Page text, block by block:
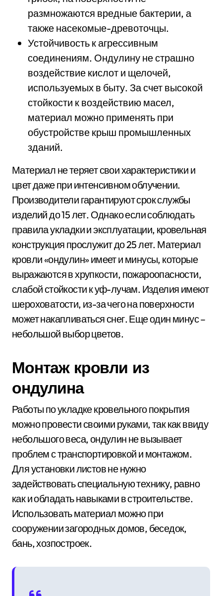
размножаются вредные бактерии, а
также насекомые-древоточцы.
Устойчивость к агрессивным
соединениям. Ондулину не страшно
воздействие кислот и щелочей,
используемых в быту. За счет высокой
стойкости к воздействию масел,
материал можно применять при
обустройстве крыш промышленных
зданий.
Материал не теряет свои характеристики и
цвет даже при интенсивном облучении.
Производители гарантируют срок службы
изделий до 15 лет. Однако если соблюдать
правила укладки и эксплуатации, кровельная
конструкция прослужит до 25 лет. Материал
кровли «ондулин» имеет и минусы, которые
выражаются в хрупкости, пожароопасности,
слабой стойкости к уф-лучам. Изделия имеют
шероховатости, из-за чего на поверхности
может накапливаться снег. Еще один минус –
небольшой выбор цветов.
Монтаж кровли из
ондулина
Работы по укладке кровельного покрытия
можно провести своими руками, так как ввиду
небольшого веса, ондулин не вызывает
проблем с транспортировкой и монтажом.
Для установки листов не нужно
задействовать специальную технику, равно
как и обладать навыками в строительстве.
Использовать материал можно при
сооружении загородных домов, беседок,
бань, хозпостроек.